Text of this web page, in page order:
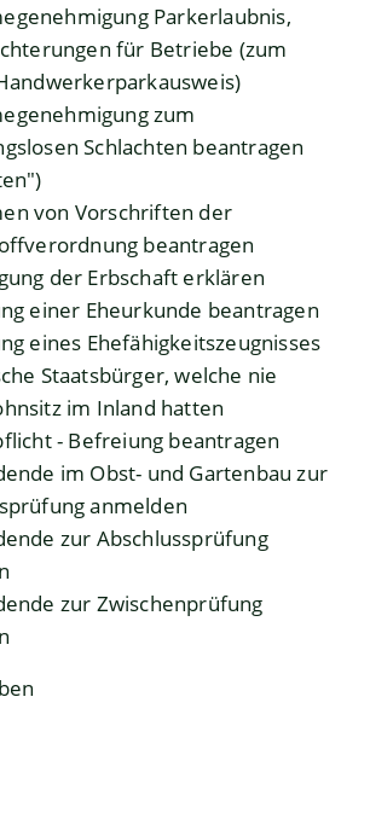
Parkerlaubnis,
für Betriebe (zum
zum
Schlachten beantragen
von Vorschriften der
beantragen
der Erbschaft erklären
einer Eheurkunde beantragen
eines Ehefähigkeitszeugnisses
Staatsbürger, welche nie
im Inland hatten
- Befreiung beantragen
im Obst- und Gartenbau zur
anmelden
zur Abschlussprüfung
zur Zwischenprüfung